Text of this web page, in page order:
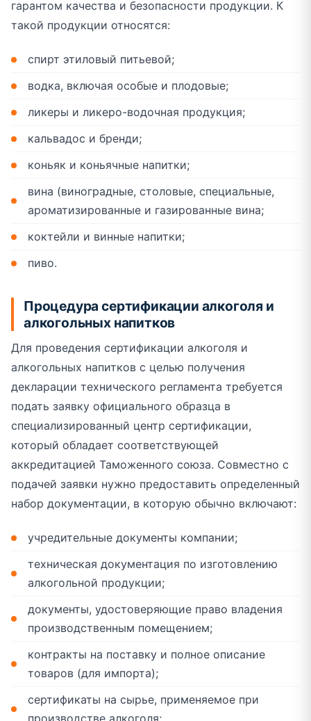
гарантом качества и безопасности продукции. К
такой продукции относятся:
спирт этиловый питьевой;
водка, включая особые и плодовые;
ликеры и ликеро-водочная продукция;
кальвадос и бренди;
коньяк и коньячные напитки;
вина (виноградные, столовые, специальные,
ароматизированные и газированные вина;
коктейли и винные напитки;
пиво.
Процедура сертификации алкоголя и
алкогольных напитков
Для проведения сертификации алкоголя и
алкогольных напитков с целью получения
декларации технического регламента требуется
подать заявку официального образца в
специализированный центр сертификации,
который обладает соответствующей
аккредитацией Таможенного союза. Совместно с
подачей заявки нужно предоставить определенный
набор документации, в которую обычно включают:
учредительные документы компании;
техническая документация по изготовлению
алкогольной продукции;
документы, удостоверяющие право владения
производственным помещением;
контракты на поставку и полное описание
товаров (для импорта);
сертификаты на сырье, применяемое при